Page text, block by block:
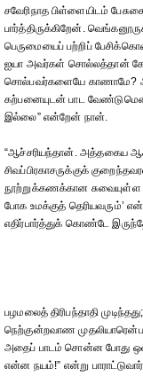
சவேரிநாத பிள்ளையிடம்
பார்த்திருக்கிறேன்.
பெருமையைப் பற்றிப்
ஐயா அவர்கள் சொல்லத்தான்
சொல்பவர்களையே காணாமே?
கற்பனையுடன் பாட
இல்லை” என்றேன் நான்.
“ஆச்சரியந்தான். அத்தகைய
சிவப்பிரகாசருக்குக்
நூற்றுக்கணக்கான
போக உமக்குத் தெரியவரும்’
எதிர்பார்த்துக் கொண்டே
பழமலைத் திரிபந்தாதி
நெற்குன்றவாண
அதைப் பாடம் சொன்ன போது
என்ன நயம்!” என்று